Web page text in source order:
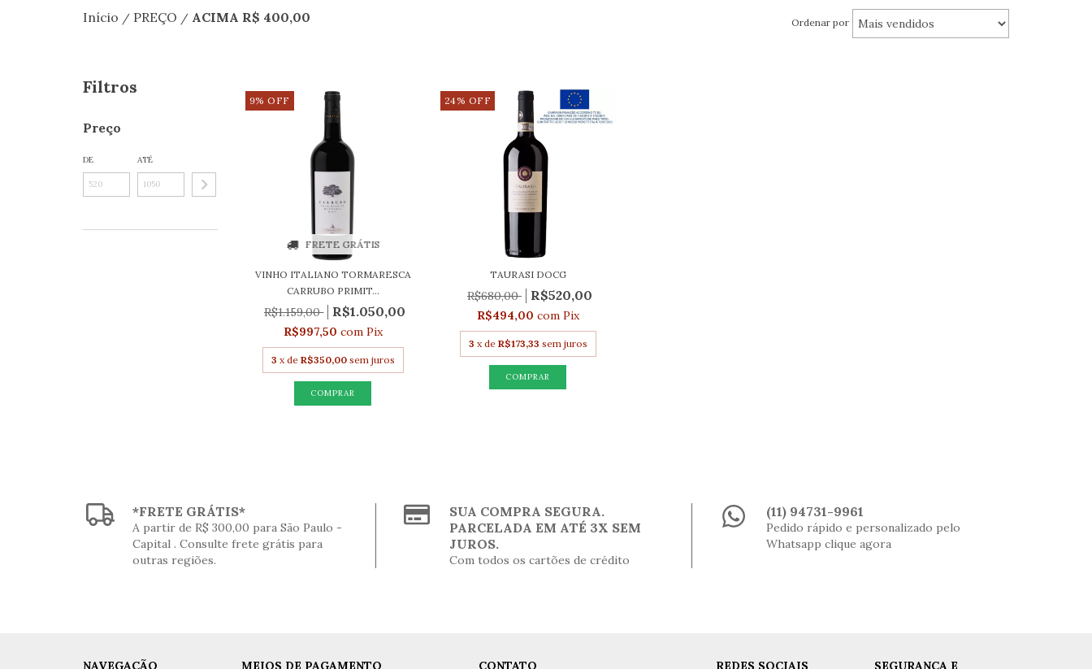
Início / PREÇO / ACIMA R$ 400,00 Ordenar por
Filtros
Preço
DE ATÉ
9%OFF
FRETE GRÁTIS
VINHO ITALIANO TORMARESCA
CARRUBO PRIMIT...
R$1.159,00 R$1.050,00
R$997,50 com Pix
3 x de R$350,00 sem juros
24% OFF
TAURASI DOCG
R$680,00 R$520,00
R$494,00 com Pix
3 x de R$173,33 sem juros
*FRETE GRÁTIS*
A partir de R$ 300,00 para São Paulo -
Capital . Consulte frete grátis para
outras regiões.
SUA COMPRA SEGURA.
PARCELADA EM ATÉ 3X SEM
JUROS.
Com todos os cartões de crédito
(11) 94731-9961
Pedido rápido e personalizado pelo
Whatsapp clique agora
NAVEGAÇÃO MEIOS DE PAGAMENTO CONTATO REDES SOCIAIS SEGURANÇA E